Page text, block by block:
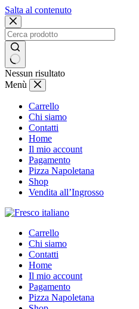
Salta al contenuto
Nessun risultato
Menù
Carrello
Chi siamo
Contatti
Home
Il mio account
Pagamento
Pizza Napoletana
Shop
Vendita all’Ingrosso
Carrello
Chi siamo
Contatti
Home
Il mio account
Pagamento
Pizza Napoletana